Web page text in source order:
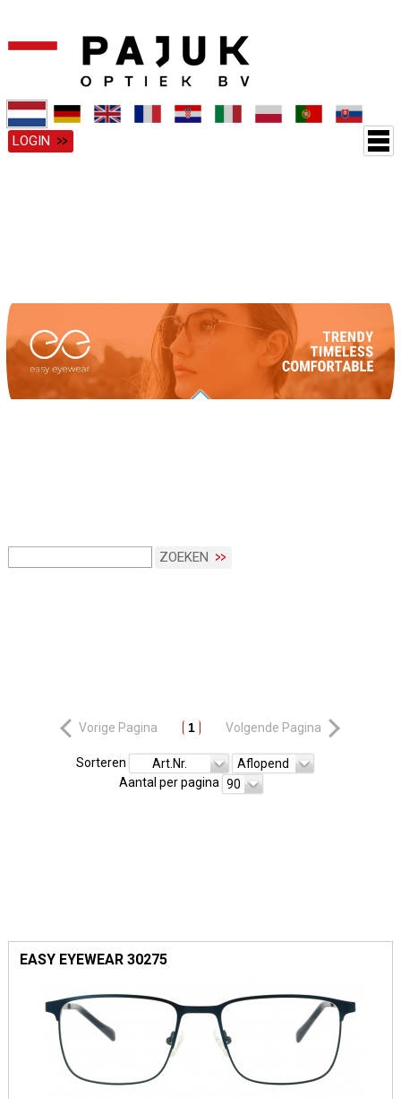
LOGIN
ZOEKEN
Vorige Pagina 1 Volgende Pagina
Sorteren Art.Nr.
Aflopend
Aantal per pagina 90
EASY EYEWEAR 30275